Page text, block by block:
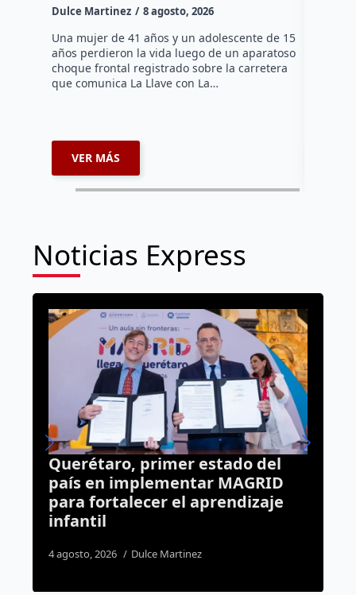
Dulce Martinez 8 agosto, 2026
Una mujer de 41 años y un adolescente de 15
años perdieron la vida luego de un aparatoso
choque frontal registrado sobre la carretera
que comunica La Llave con La…
VER MÁS
Noticias Express
Medio Ambiente refuerza
vigilancia; 193 inspecciones
realizadas en Querétaro